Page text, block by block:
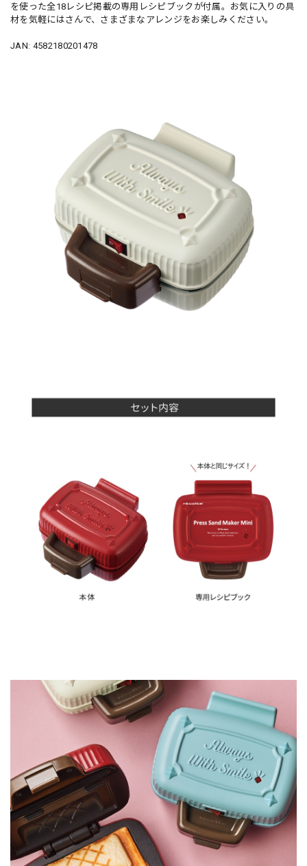
を使った全18レシピ掲載の専用レシピブックが付属。お気に入りの具
材を気軽にはさんで、さまざまなアレンジをお楽しみください。
JAN: 4582180201478